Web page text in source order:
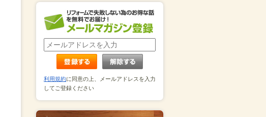
利用規約に同意の上、メールアドレスを入力
してご登録ください